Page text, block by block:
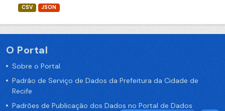
CSV JSON
O Portal
Sobre o Portal
Padrão de Serviço de Dados da Prefeitura da Cidade de
Recife
Padrões de Publicação dos Dados no Portal de Dados